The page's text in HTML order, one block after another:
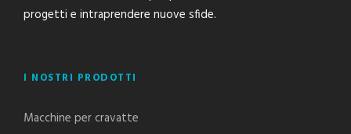
progetti e intraprendere nuove sfide.
I NOSTRI PRODOTTI
Macchine per cravatte